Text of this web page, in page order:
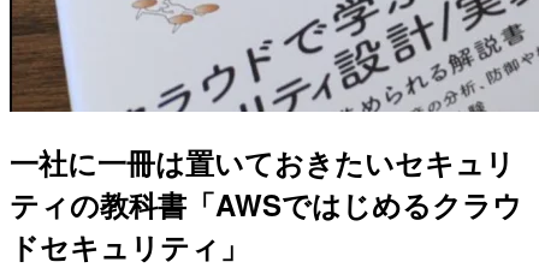
一社に一冊は置いておきたいセキュリ
ティの教科書「AWSではじめるクラウ
ドセキュリティ」